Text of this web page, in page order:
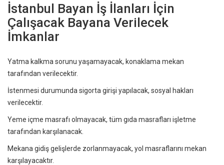
İstanbul Bayan İş İlanları İçin
Çalışacak Bayana Verilecek
İmkanlar
Yatma kalkma sorunu yaşamayacak, konaklama mekan
tarafından verilecektir.
İstenmesi durumunda sigorta girişi yapılacak, sosyal hakları
verilecektir.
Yeme içme masrafı olmayacak, tüm gıda masrafları işletme
tarafından karşılanacak.
Mekana gidiş gelişlerde zorlanmayacak, yol masraflarını mekan
karşılayacaktır.